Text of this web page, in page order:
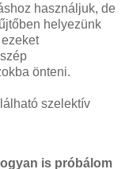
használjuk, de
helyezünk
önteni.
szelektív
is próbálom